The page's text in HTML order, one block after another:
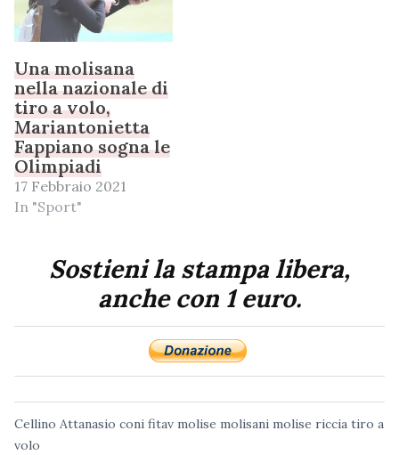
Una molisana
nella nazionale di
tiro a volo,
Mariantonietta
Fappiano sogna le
Olimpiadi
17 Febbraio 2021
In "Sport"
Sostieni la stampa libera,
anche con 1 euro.
Cellino Attanasio coni fitav molise molisani molise riccia tiro a
volo